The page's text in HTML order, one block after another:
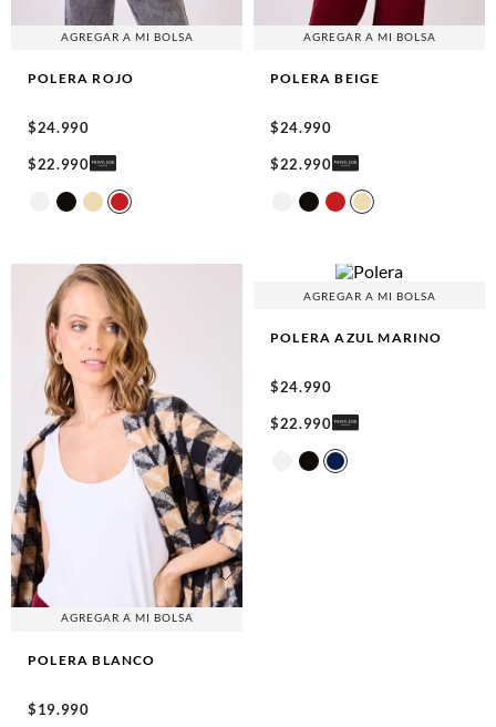
AGREGAR A MI BOLSA
POLERA ROJO
$24.990
$22.990
AGREGAR A MI BOLSA
POLERA BEIGE
$24.990
$22.990
AGREGAR A MI BOLSA
POLERA BLANCO
$19.990
AGREGAR A MI BOLSA
POLERA AZUL MARINO
$24.990
$22.990